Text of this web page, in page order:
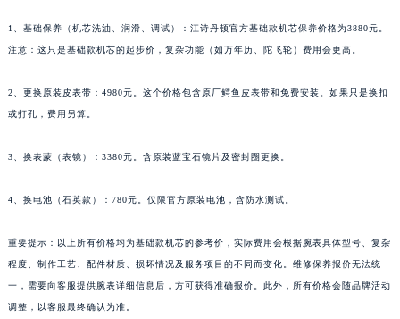
1、基础保养（机芯洗油、润滑、调试）：江诗丹顿官方基础款机芯保养价格为3880元。
注意：这只是基础款机芯的起步价，复杂功能（如万年历、陀飞轮）费用会更高。
2、更换原装皮表带：4980元。这个价格包含原厂鳄鱼皮表带和免费安装。如果只是换扣
或打孔，费用另算。
3、换表蒙（表镜）：3380元。含原装蓝宝石镜片及密封圈更换。
4、换电池（石英款）：780元。仅限官方原装电池，含防水测试。
重要提示：以上所有价格均为基础款机芯的参考价，实际费用会根据腕表具体型号、复杂
程度、制作工艺、配件材质、损坏情况及服务项目的不同而变化。维修保养报价无法统
一，需要向客服提供腕表详细信息后，方可获得准确报价。此外，所有价格会随品牌活动
调整，以客服最终确认为准。